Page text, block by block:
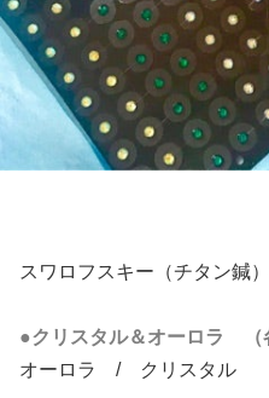
スワロフスキー（チタン鍼
●クリスタル＆オーロラ （
オーロラ / クリスタル